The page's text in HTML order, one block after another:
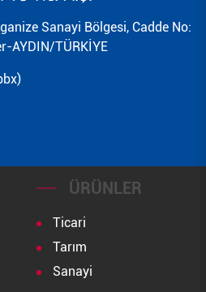
Sanayi Bölgesi, Cadde No:
AYDIN/TÜRKİYE
ÜRÜNLER
Ticari
Tarım
Sanayi